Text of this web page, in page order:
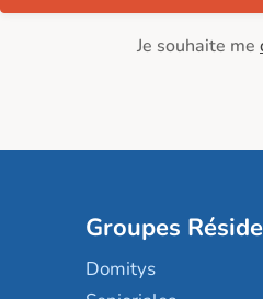
Je souhaite me
Groupes
Domitys